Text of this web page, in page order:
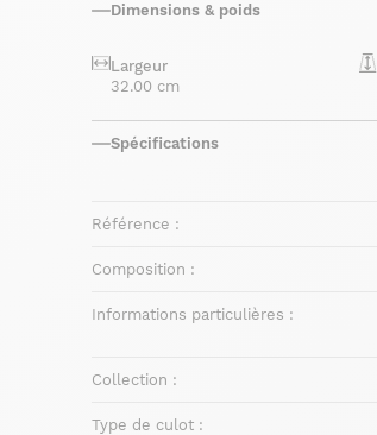
Dimensions & poids
Largeur
32.00 cm
Spécifications
Référence :
Composition :
Informations particulières :
Collection :
Type de culot :